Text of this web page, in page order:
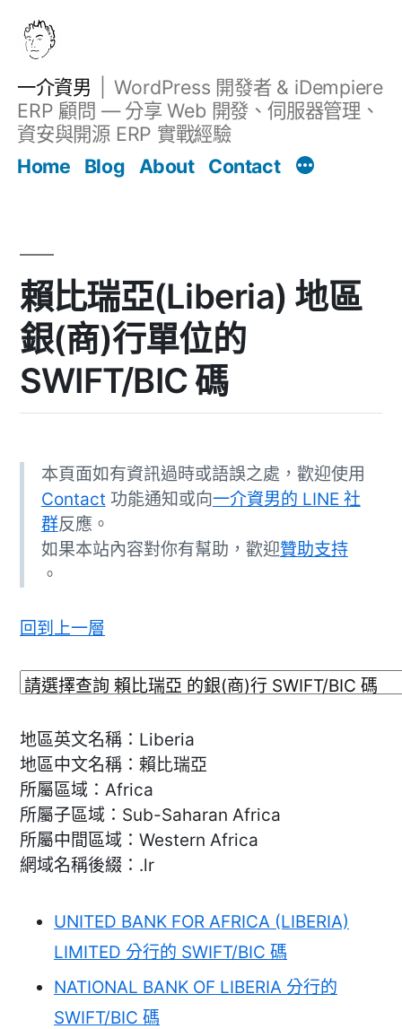
一介資男
WordPress 開發者 & iDempiere
ERP 顧問 — 分享 Web 開發、伺服器管理、
資安與開源 ERP 實戰經驗
Home
Blog About Contact
賴比瑞亞(Liberia) 地區
銀(商)行單位的
SWIFT/BIC 碼
本頁面如有資訊過時或語誤之處，歡迎使用
Contact 功能通知或向一介資男的 LINE 社
群反應。
如果本站內容對你有幫助，歡迎贊助支持
。
回到上一層
地區英文名稱：Liberia
地區中文名稱：賴比瑞亞
所屬區域：Africa
所屬子區域：Sub-Saharan Africa
所屬中間區域：Western Africa
網域名稱後綴：.lr
UNITED BANK FOR AFRICA (LIBERIA)
LIMITED 分行的 SWIFT/BIC 碼
NATIONAL BANK OF LIBERIA 分行的
SWIFT/BIC 碼
文章